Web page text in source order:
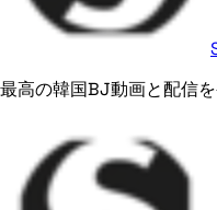
最高の韓国BJ動画と配信を